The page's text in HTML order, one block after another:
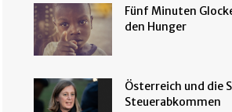
Fünf Minuten
den Hunger
Österreich und die
Steuerabkommen